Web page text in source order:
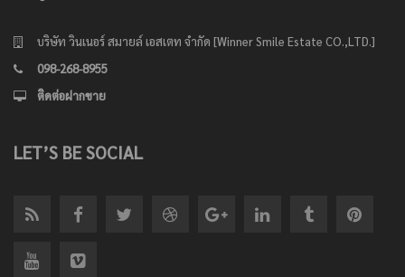
บริษัท วินเนอร์ สมายล์ เอสเตท จำกัด [Winner Smile Estate CO.,LTD.]
098-268-8955
ติดต่อฝากขาย
LET’S BE SOCIAL